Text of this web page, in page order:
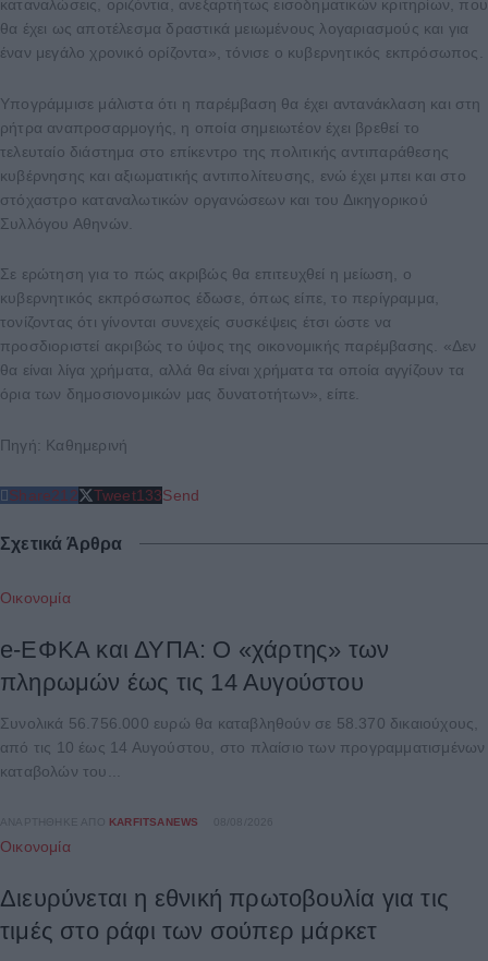
καταναλώσεις, οριζόντια, ανεξαρτήτως εισοδηματικών κριτηρίων, που
θα έχει ως αποτέλεσμα δραστικά μειωμένους λογαριασμούς και για
έναν μεγάλο χρονικό ορίζοντα», τόνισε ο κυβερνητικός εκπρόσωπος.
Υπογράμμισε μάλιστα ότι η παρέμβαση θα έχει αντανάκλαση και στη
ρήτρα αναπροσαρμογής, η οποία σημειωτέον έχει βρεθεί το
τελευταίο διάστημα στο επίκεντρο της πολιτικής αντιπαράθεσης
κυβέρνησης και αξιωματικής αντιπολίτευσης, ενώ έχει μπει και στο
στόχαστρο καταναλωτικών οργανώσεων και του Δικηγορικού
Συλλόγου Αθηνών.
Σε ερώτηση για το πώς ακριβώς θα επιτευχθεί η μείωση, ο
κυβερνητικός εκπρόσωπος έδωσε, όπως είπε, το περίγραμμα,
τονίζοντας ότι γίνονται συνεχείς συσκέψεις έτσι ώστε να
προσδιοριστεί ακριβώς το ύψος της οικονομικής παρέμβασης. «Δεν
θα είναι λίγα χρήματα, αλλά θα είναι χρήματα τα οποία αγγίζουν τα
όρια των δημοσιονομικών μας δυνατοτήτων», είπε.
Πηγή: Καθημερινή
Share212 Tweet133Send
Σχετικά Άρθρα
Οικονομία
e-ΕΦΚΑ και ΔΥΠΑ: Ο «χάρτης» των
πληρωμών έως τις 14 Αυγούστου
Συνολικά 56.756.000 ευρώ θα καταβληθούν σε 58.370 δικαιούχους,
από τις 10 έως 14 Αυγούστου, στο πλαίσιο των προγραμματισμένων
καταβολών του...
ΑΝΑΡΤΉΘΗΚΕ ΑΠΌ KARFITSANEWS
Οικονομία
Διευρύνεται η εθνική πρωτοβουλία για τις
τιμές στο ράφι των σούπερ μάρκετ